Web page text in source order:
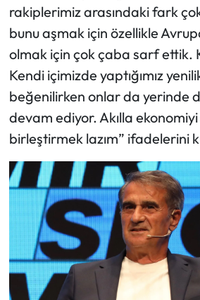
rakiplerimiz arasındaki fark çok
bunu aşmak için özellikle
olmak için çok çaba sarf ettik.
Kendi içimizde yaptığımız
beğenilirken onlar da yerinde
devam ediyor. Akılla
birleştirmek lazım” ifadelerini